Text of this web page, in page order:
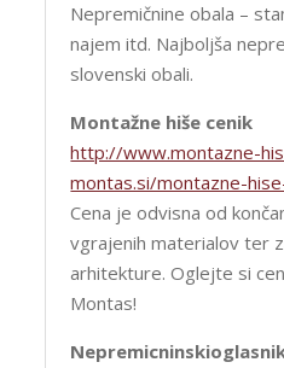
Nepremičnine obala –
najem itd. Najboljša
slovenski obali.
Montažne hiše cenik
http://www.montazne-
montas.si/montazne-
Cena je odvisna od
vgrajenih materialov ter
arhitekture. Oglejte si
Montas!